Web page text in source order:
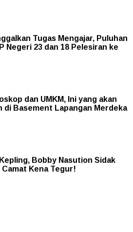
Tugas Mengajar, Puluhan
Negeri 23 dan 18 Pelesiran ke
dan UMKM, Ini yang akan
di Basement Lapangan Merdeka
Bobby Nasution Sidak
Camat Kena Tegur!